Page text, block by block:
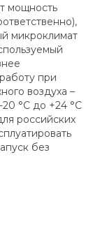
мощность
микроклимат
при
воздуха –
20 °С до +24 °С
российских
без